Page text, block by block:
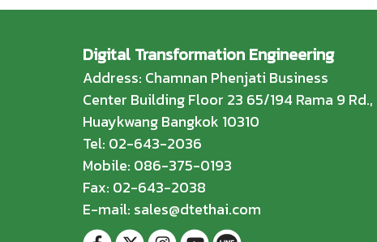
Digital Transformation Engineering
Address: Chamnan Phenjati Business
Center Building Floor 23 65/194 Rama 9 Rd.,
Huaykwang Bangkok 10310
Tel: 02-643-2036
Mobile: 086-375-0193
Fax: 02-643-2038
E-mail: sales@dtethai.com